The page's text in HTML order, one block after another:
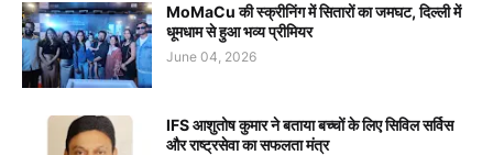
MoMaCu की स्क्रीनिंग में सितारों का जमघट, दिल्ली में
धूमधाम से हुआ भव्य प्रीमियर
June 04, 2026
IFS आशुतोष कुमार ने बताया बच्चों के लिए सिविल सर्विस
और राष्ट्रसेवा का सफलता मंत्र